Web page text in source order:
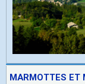
MARMOTTES ET